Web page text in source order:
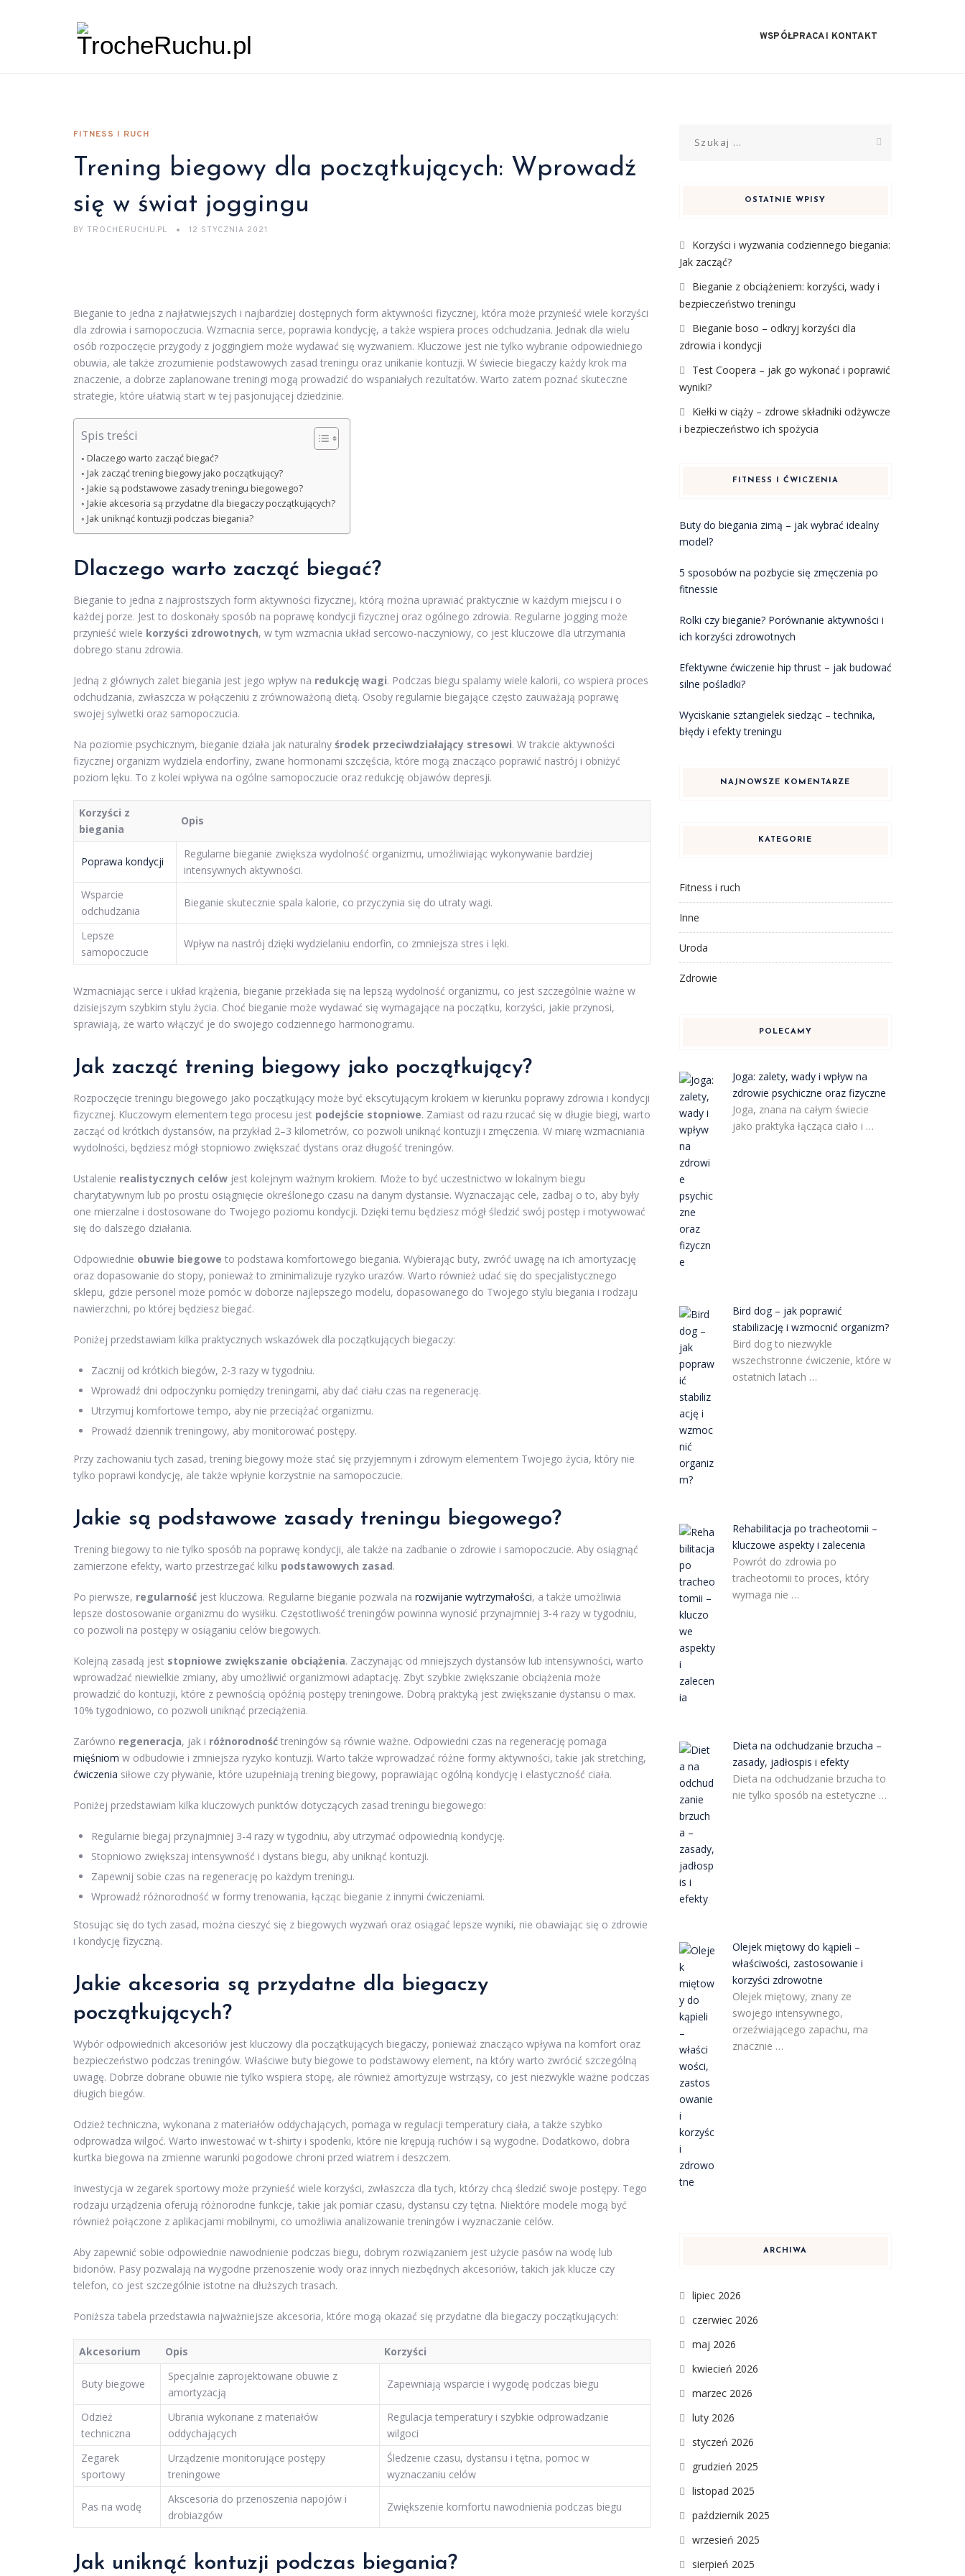
WSPÓŁPRACA I KONTAKT
FITNESS I RUCH
Trening biegowy dla początkujących: Wprowadź
się w świat joggingu
BY TROCHERUCHU.PL 12 STYCZNIA 2021
Bieganie to jedna z najłatwiejszych i najbardziej dostępnych form aktywności fizycznej, która może przynieść wiele korzyści
dla zdrowia i samopoczucia. Wzmacnia serce, poprawia kondycję, a także wspiera proces odchudzania. Jednak dla wielu
osób rozpoczęcie przygody z joggingiem może wydawać się wyzwaniem. Kluczowe jest nie tylko wybranie odpowiedniego
obuwia, ale także zrozumienie podstawowych zasad treningu oraz unikanie kontuzji. W świecie biegaczy każdy krok ma
znaczenie, a dobrze zaplanowane treningi mogą prowadzić do wspaniałych rezultatów. Warto zatem poznać skuteczne
strategie, które ułatwią start w tej pasjonującej dziedzinie.
Spis treści
Dlaczego warto zacząć biegać?
Jak zacząć trening biegowy jako początkujący?
Jakie są podstawowe zasady treningu biegowego?
Jakie akcesoria są przydatne dla biegaczy początkujących?
Jak uniknąć kontuzji podczas biegania?
Dlaczego warto zacząć biegać?
Bieganie to jedna z najprostszych form aktywności fizycznej, którą można uprawiać praktycznie w każdym miejscu i o
każdej porze. Jest to doskonały sposób na poprawę kondycji fizycznej oraz ogólnego zdrowia. Regularne jogging może
przynieść wiele korzyści zdrowotnych, w tym wzmacnia układ sercowo-naczyniowy, co jest kluczowe dla utrzymania
dobrego stanu zdrowia.
Jedną z głównych zalet biegania jest jego wpływ na redukcję wagi. Podczas biegu spalamy wiele kalorii, co wspiera proces
odchudzania, zwłaszcza w połączeniu z zrównoważoną dietą. Osoby regularnie biegające często zauważają poprawę
swojej sylwetki oraz samopoczucia.
Na poziomie psychicznym, bieganie działa jak naturalny środek przeciwdziałający stresowi. W trakcie aktywności
fizycznej organizm wydziela endorfiny, zwane hormonami szczęścia, które mogą znacząco poprawić nastrój i obniżyć
poziom lęku. To z kolei wpływa na ogólne samopoczucie oraz redukcję objawów depresji.
Korzyści z
biegania
Opis
Poprawa kondycji
Regularne bieganie zwiększa wydolność organizmu, umożliwiając wykonywanie bardziej
intensywnych aktywności.
Wsparcie
odchudzania
Bieganie skutecznie spala kalorie, co przyczynia się do utraty wagi.
Lepsze
samopoczucie
Wpływ na nastrój dzięki wydzielaniu endorfin, co zmniejsza stres i lęki.
Wzmacniając serce i układ krążenia, bieganie przekłada się na lepszą wydolność organizmu, co jest szczególnie ważne w
dzisiejszym szybkim stylu życia. Choć bieganie może wydawać się wymagające na początku, korzyści, jakie przynosi,
sprawiają, że warto włączyć je do swojego codziennego harmonogramu.
Jak zacząć trening biegowy jako początkujący?
Rozpoczęcie treningu biegowego jako początkujący może być ekscytującym krokiem w kierunku poprawy zdrowia i kondycji
fizycznej. Kluczowym elementem tego procesu jest podejście stopniowe. Zamiast od razu rzucać się w długie biegi, warto
zacząć od krótkich dystansów, na przykład 2–3 kilometrów, co pozwoli uniknąć kontuzji i zmęczenia. W miarę wzmacniania
wydolności, będziesz mógł stopniowo zwiększać dystans oraz długość treningów.
Ustalenie realistycznych celów jest kolejnym ważnym krokiem. Może to być uczestnictwo w lokalnym biegu
charytatywnym lub po prostu osiągnięcie określonego czasu na danym dystansie. Wyznaczając cele, zadbaj o to, aby były
one mierzalne i dostosowane do Twojego poziomu kondycji. Dzięki temu będziesz mógł śledzić swój postęp i motywować
się do dalszego działania.
Odpowiednie obuwie biegowe to podstawa komfortowego biegania. Wybierając buty, zwróć uwagę na ich amortyzację
oraz dopasowanie do stopy, ponieważ to zminimalizuje ryzyko urazów. Warto również udać się do specjalistycznego
sklepu, gdzie personel może pomóc w doborze najlepszego modelu, dopasowanego do Twojego stylu biegania i rodzaju
nawierzchni, po której będziesz biegać.
Poniżej przedstawiam kilka praktycznych wskazówek dla początkujących biegaczy:
Zacznij od krótkich biegów, 2-3 razy w tygodniu.
Wprowadź dni odpoczynku pomiędzy treningami, aby dać ciału czas na regenerację.
Utrzymuj komfortowe tempo, aby nie przeciążać organizmu.
Prowadź dziennik treningowy, aby monitorować postępy.
Przy zachowaniu tych zasad, trening biegowy może stać się przyjemnym i zdrowym elementem Twojego życia, który nie
tylko poprawi kondycję, ale także wpłynie korzystnie na samopoczucie.
Jakie są podstawowe zasady treningu biegowego?
Trening biegowy to nie tylko sposób na poprawę kondycji, ale także na zadbanie o zdrowie i samopoczucie. Aby osiągnąć
zamierzone efekty, warto przestrzegać kilku podstawowych zasad.
Po pierwsze, regularność jest kluczowa. Regularne bieganie pozwala na rozwijanie wytrzymałości, a także umożliwia
lepsze dostosowanie organizmu do wysiłku. Częstotliwość treningów powinna wynosić przynajmniej 3-4 razy w tygodniu,
co pozwoli na postępy w osiąganiu celów biegowych.
Kolejną zasadą jest stopniowe zwiększanie obciążenia. Zaczynając od mniejszych dystansów lub intensywności, warto
wprowadzać niewielkie zmiany, aby umożliwić organizmowi adaptację. Zbyt szybkie zwiększanie obciążenia może
prowadzić do kontuzji, które z pewnością opóźnią postępy treningowe. Dobrą praktyką jest zwiększanie dystansu o max.
10% tygodniowo, co pozwoli uniknąć przeciążenia.
Zarówno regeneracja, jak i różnorodność treningów są równie ważne. Odpowiedni czas na regenerację pomaga
mięśniom w odbudowie i zmniejsza ryzyko kontuzji. Warto także wprowadzać różne formy aktywności, takie jak stretching,
ćwiczenia siłowe czy pływanie, które uzupełniają trening biegowy, poprawiając ogólną kondycję i elastyczność ciała.
Poniżej przedstawiam kilka kluczowych punktów dotyczących zasad treningu biegowego:
Regularnie biegaj przynajmniej 3-4 razy w tygodniu, aby utrzymać odpowiednią kondycję.
Stopniowo zwiększaj intensywność i dystans biegu, aby uniknąć kontuzji.
Zapewnij sobie czas na regenerację po każdym treningu.
Wprowadź różnorodność w formy trenowania, łącząc bieganie z innymi ćwiczeniami.
Stosując się do tych zasad, można cieszyć się z biegowych wyzwań oraz osiągać lepsze wyniki, nie obawiając się o zdrowie
i kondycję fizyczną.
Jakie akcesoria są przydatne dla biegaczy
początkujących?
Wybór odpowiednich akcesoriów jest kluczowy dla początkujących biegaczy, ponieważ znacząco wpływa na komfort oraz
bezpieczeństwo podczas treningów. Właściwe buty biegowe to podstawowy element, na który warto zwrócić szczególną
uwagę. Dobrze dobrane obuwie nie tylko wspiera stopę, ale również amortyzuje wstrząsy, co jest niezwykle ważne podczas
długich biegów.
Odzież techniczna, wykonana z materiałów oddychających, pomaga w regulacji temperatury ciała, a także szybko
odprowadza wilgoć. Warto inwestować w t-shirty i spodenki, które nie krępują ruchów i są wygodne. Dodatkowo, dobra
kurtka biegowa na zmienne warunki pogodowe chroni przed wiatrem i deszczem.
Inwestycja w zegarek sportowy może przynieść wiele korzyści, zwłaszcza dla tych, którzy chcą śledzić swoje postępy. Tego
rodzaju urządzenia oferują różnorodne funkcje, takie jak pomiar czasu, dystansu czy tętna. Niektóre modele mogą być
również połączone z aplikacjami mobilnymi, co umożliwia analizowanie treningów i wyznaczanie celów.
Aby zapewnić sobie odpowiednie nawodnienie podczas biegu, dobrym rozwiązaniem jest użycie pasów na wodę lub
bidonów. Pasy pozwalają na wygodne przenoszenie wody oraz innych niezbędnych akcesoriów, takich jak klucze czy
telefon, co jest szczególnie istotne na dłuższych trasach.
Poniższa tabela przedstawia najważniejsze akcesoria, które mogą okazać się przydatne dla biegaczy początkujących:
Akcesorium Opis Korzyści
Buty biegowe
Specjalnie zaprojektowane obuwie z
amortyzacją
Zapewniają wsparcie i wygodę podczas biegu
Odzież
techniczna
Ubrania wykonane z materiałów
oddychających
Regulacja temperatury i szybkie odprowadzanie
wilgoci
Zegarek
sportowy
Urządzenie monitorujące postępy
treningowe
Śledzenie czasu, dystansu i tętna, pomoc w
wyznaczaniu celów
Pas na wodę
Akscesoria do przenoszenia napojów i
drobiazgów
Zwiększenie komfortu nawodnienia podczas biegu
Jak uniknąć kontuzji podczas biegania?
OSTATNIE WPISY
Korzyści i wyzwania codziennego biegania:
Jak zacząć?
Bieganie z obciążeniem: korzyści, wady i
bezpieczeństwo treningu
Bieganie boso – odkryj korzyści dla
zdrowia i kondycji
Test Coopera – jak go wykonać i poprawić
wyniki?
Kiełki w ciąży – zdrowe składniki odżywcze
i bezpieczeństwo ich spożycia
FITNESS I ĆWICZENIA
Buty do biegania zimą – jak wybrać idealny
model?
5 sposobów na pozbycie się zmęczenia po
fitnessie
Rolki czy bieganie? Porównanie aktywności i
ich korzyści zdrowotnych
Efektywne ćwiczenie hip thrust – jak budować
silne pośladki?
Wyciskanie sztangielek siedząc – technika,
błędy i efekty treningu
NAJNOWSZE KOMENTARZE
KATEGORIE
Fitness i ruch
Inne
Uroda
Zdrowie
POLECAMY
Joga: zalety, wady i wpływ na
zdrowie psychiczne oraz fizyczne
Joga, znana na całym świecie
jako praktyka łącząca ciało i …
Bird dog – jak poprawić
stabilizację i wzmocnić organizm?
Bird dog to niezwykle
wszechstronne ćwiczenie, które w
ostatnich latach …
Rehabilitacja po tracheotomii –
kluczowe aspekty i zalecenia
Powrót do zdrowia po
tracheotomii to proces, który
wymaga nie …
Dieta na odchudzanie brzucha –
zasady, jadłospis i efekty
Dieta na odchudzanie brzucha to
nie tylko sposób na estetyczne …
Olejek miętowy do kąpieli –
właściwości, zastosowanie i
korzyści zdrowotne
Olejek miętowy, znany ze
swojego intensywnego,
orzeźwiającego zapachu, ma
znacznie …
ARCHIWA
lipiec 2026
czerwiec 2026
maj 2026
kwiecień 2026
marzec 2026
luty 2026
styczeń 2026
grudzień 2025
listopad 2025
październik 2025
wrzesień 2025
sierpień 2025